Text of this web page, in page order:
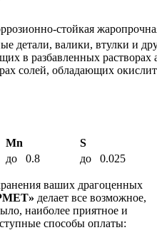
стойкая
детали, валики, втулки и
в разбавленных
солей, обладающих
Mn
S
до 0.8 до 0.025
ваших драгоценных
делает все возможное,
наиболее приятное и
способы оплаты: